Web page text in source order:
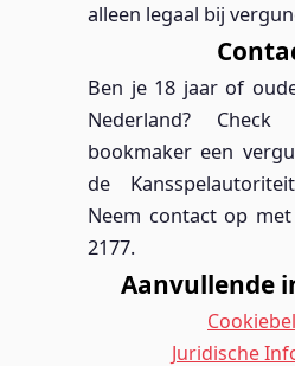
alleen legaal bij
Ben je 18 jaar of
Nederland?
bookmaker een
de
Neem contact op met
2177.
Aanvullende
Juridische